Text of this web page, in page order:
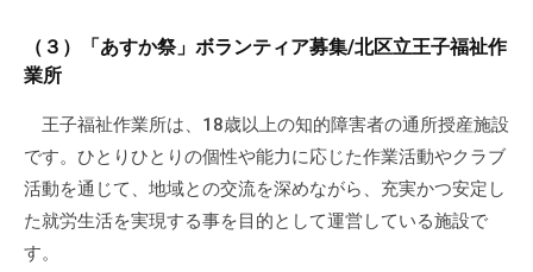
所
は
あ
1
1
（３）「あすか祭」ボランティア募集/北区立王子福祉作
業所
王子福祉作業所は、18歳以上の知的障害者の通所授産施設
です。ひとりひとりの個性や能力に応じた作業活動やクラブ
活動を通じて、地域との交流を深めながら、充実かつ安定し
た就労生活を実現する事を目的として運営している施設で
す。